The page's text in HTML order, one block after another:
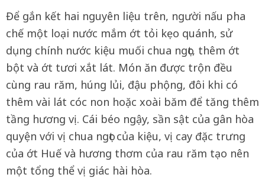
Để gắn kết hai nguyên liệu trên, người nấu pha
chế một loại nước mắm ớt tỏi kẹo quánh, sử
dụng chính nước kiệu muối chua ngọt, thêm ớt
bột và ớt tươi xắt lát. Món ăn được trộn đều
cùng rau răm, húng lủi, đậu phộng, đôi khi có
thêm vài lát cóc non hoặc xoài băm để tăng thêm
tầng hương vị. Cái béo ngậy, sần sật của gân hòa
quyện với vị chua ngọt của kiệu, vị cay đặc trưng
của ớt Huế và hương thơm của rau răm tạo nên
một tổng thể vị giác hài hòa.